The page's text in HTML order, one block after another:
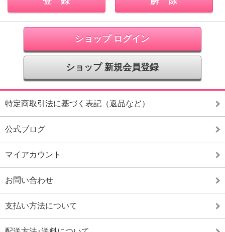
ショップ ログイン
ショップ 新規会員登録
特定商取引法に基づく表記（返品など）
公式ブログ
マイアカウント
お問い合わせ
支払い方法について